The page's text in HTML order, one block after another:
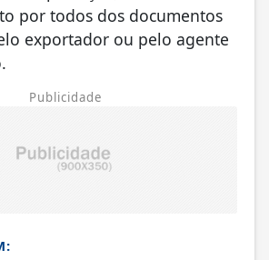
por todos dos documentos
exportador ou pelo agente
Publicidade